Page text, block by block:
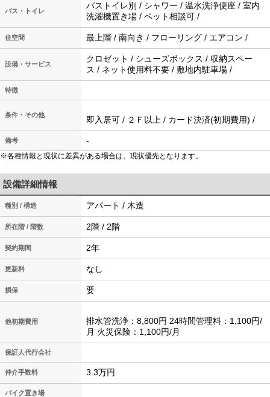
バス・トイレ
バストイレ別 / シャワー / 温水洗浄便座 / 室内
洗濯機置き場 / ペット相談可 /
住空間 最上階 / 南向き / フローリング / エアコン /
設備・サービス
クロゼット / シューズボックス / 収納スペー
ス / ネット使用料不要 / 敷地内駐車場 /
特徴
条件・その他 即入居可 / ２Ｆ以上 / カード決済(初期費用) /
備考 -
※各種情報と現状に差異がある場合は、現状優先となります。
設備詳細情報
種別 / 構造 アパート / 木造
所在階 / 階数 2階 / 2階
契約期間 2年
更新料 なし
損保 要
他初期費用
排水管洗浄：8,800円 24時間管理料：1,100円/
月 火災保険：1,100円/月
保証人代行会社
仲介手数料 3.3万円
バイク置き場